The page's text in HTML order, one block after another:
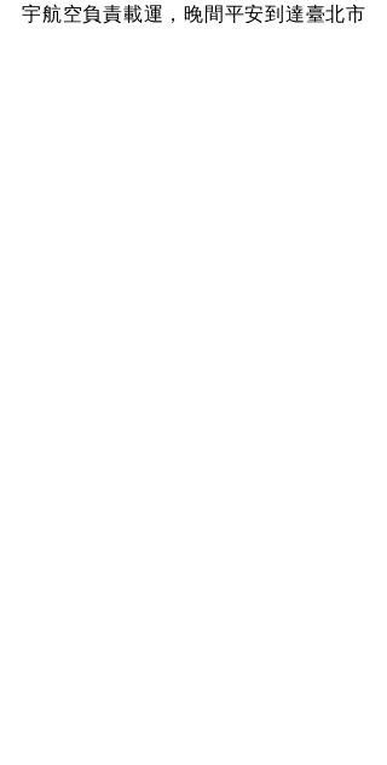
宇航空負責載運，晚間平安到達臺北市